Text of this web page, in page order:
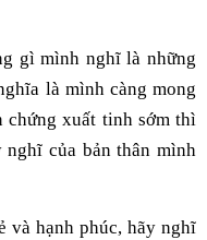
gì mình nghĩ là những
là mình càng mong
chứng xuất tinh sớm thì
của bản thân mình
và hạnh phúc, hãy nghĩ